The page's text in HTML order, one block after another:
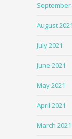
September
August 2021
July 2021
June 2021
May 2021
April 2021
March 2021